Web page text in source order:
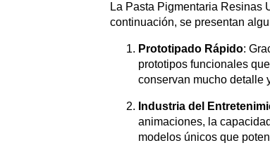
La Pasta Pigmentaria Resinas
continuación, se presentan
Prototipado Rápido:
prototipos funcionales
conservan mucho detalle
Industria del
animaciones, la
modelos únicos que